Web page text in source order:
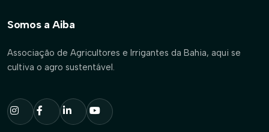
Somos a Aiba
Associação de Agricultores e Irrigantes da Bahia, aqui se
cultiva o agro sustentável.